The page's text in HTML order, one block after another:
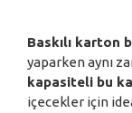
Baskılı karton
yaparken aynı
kapasiteli bu
içecekler için